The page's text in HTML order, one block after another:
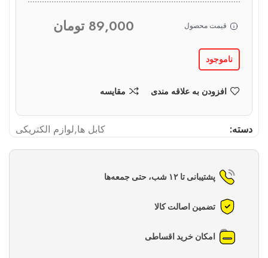
قیمت محصول 89,000 تومان
ناموجود
افزودن به علاقه مندی مقایسه
دسته: کابل ها,لوازم الکتریکی
پشتیبانی تا ۱۲ شب، حتی جمعه‌ها
تضمین اصالت کالا
امکان خرید اقساطی